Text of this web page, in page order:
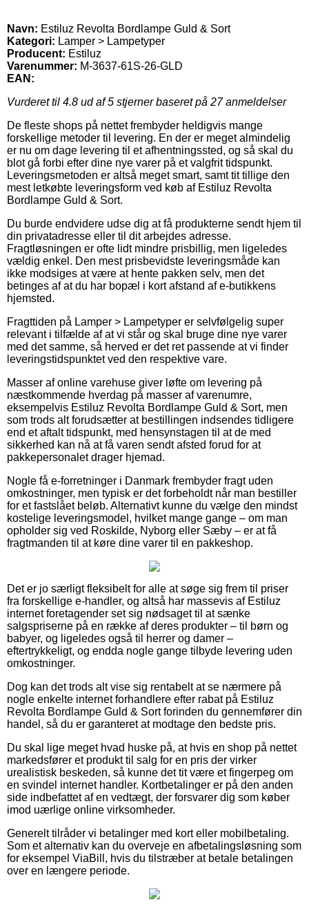
Navn: Estiluz Revolta Bordlampe Guld & Sort
Kategori: Lamper > Lampetyper
Producent: Estiluz
Varenummer: M-3637-61S-26-GLD
EAN:
Vurderet til 4.8 ud af 5 stjerner baseret på 27anmeldelser
De fleste shops på nettet frembyder heldigvis mange
forskellige metoder til levering. En der er meget almindelig
er nu om dage levering til et afhentningssted, og så skal du
blot gå forbi efter dine nye varer på et valgfrit tidspunkt.
Leveringsmetoden er altså meget smart, samt tit tillige den
mest letkøbte leveringsform ved køb af Estiluz Revolta
Bordlampe Guld & Sort.
Du burde endvidere udse dig at få produkterne sendt hjem til
din privatadresse eller til dit arbejdes adresse.
Fragtløsningen er ofte lidt mindre prisbillig, men ligeledes
vældig enkel. Den mest prisbevidste leveringsmåde kan
ikke modsiges at være at hente pakken selv, men det
betinges af at du har bopæl i kort afstand af e-butikkens
hjemsted.
Fragttiden på Lamper > Lampetyper er selvfølgelig super
relevant i tilfælde af at vi står og skal bruge dine nye varer
med det samme, så herved er det ret passende at vi finder
leveringstidspunktet ved den respektive vare.
Masser af online varehuse giver løfte om levering på
næstkommende hverdag på masser af varenumre,
eksempelvis Estiluz Revolta Bordlampe Guld & Sort, men
som trods alt forudsætter at bestillingen indsendes tidligere
end et aftalt tidspunkt, med hensynstagen til at de med
sikkerhed kan nå at få varen sendt afsted forud for at
pakkepersonalet drager hjemad.
Nogle få e-forretninger i Danmark frembyder fragt uden
omkostninger, men typisk er det forbeholdt når man bestiller
for et fastslået beløb. Alternativt kunne du vælge den mindst
kostelige leveringsmodel, hvilket mange gange – om man
opholder sig ved Roskilde, Nyborg eller Sæby – er at få
fragtmanden til at køre dine varer til en pakkeshop.
Det er jo særligt fleksibelt for alle at søge sig frem til priser
fra forskellige e-handler, og altså har massevis af Estiluz
internet foretagender set sig nødsaget til at sænke
salgspriserne på en række af deres produkter – til børn og
babyer, og ligeledes også til herrer og damer –
eftertrykkeligt, og endda nogle gange tilbyde levering uden
omkostninger.
Dog kan det trods alt vise sig rentabelt at se nærmere på
nogle enkelte internet forhandlere efter rabat på Estiluz
Revolta Bordlampe Guld & Sort forinden du gennemfører din
handel, så du er garanteret at modtage den bedste pris.
Du skal lige meget hvad huske på, at hvis en shop på nettet
markedsfører et produkt til salg for en pris der virker
urealistisk beskeden, så kunne det tit være et fingerpeg om
en svindel internet handler. Kortbetalinger er på den anden
side indbefattet af en vedtægt, der forsvarer dig som køber
imod uærlige online virksomheder.
Generelt tilråder vi betalinger med kort eller mobilbetaling.
Som et alternativ kan du overveje en afbetalingsløsning som
for eksempel ViaBill, hvis du tilstræber at betale betalingen
over en længere periode.